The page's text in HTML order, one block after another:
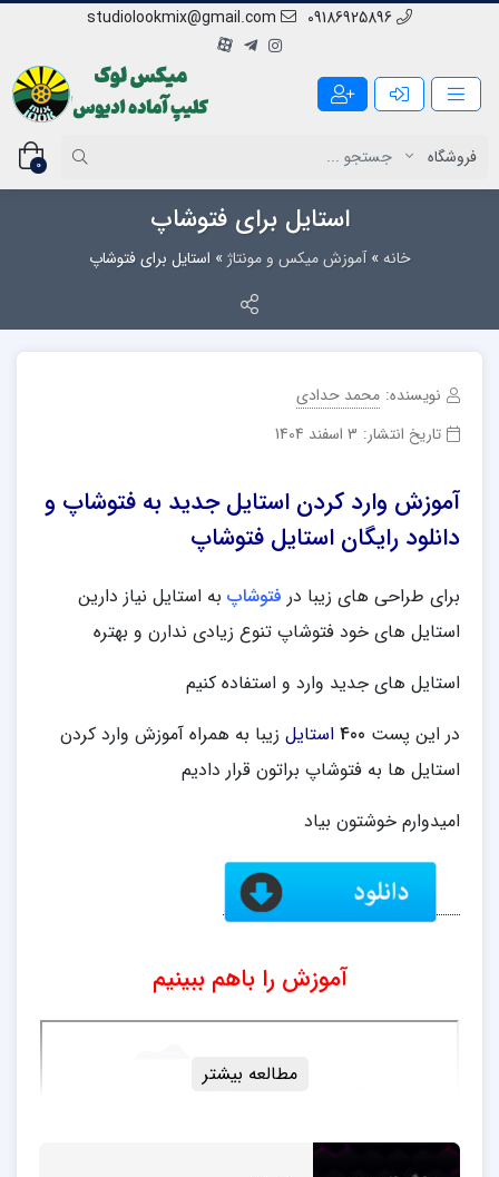
09186925896
studiolookmix@gmail.com
0
استایل برای فتوشاپ
خانه»آموزش میکس و مونتاژ» استایل برای فتوشاپ
نویسنده: محمد حدادی
تاریخ انتشار: 3 اسفند 1404
آموزش وارد کردن استایل جدید به فتوشاپ و
دانلود رایگان استایل فتوشاپ
برای طراحی های زیبا در فتوشاپ به استایل نیاز دارین
استایل های خود فتوشاپ تنوع زیادی ندارن و بهتره
استایل های جدید وارد و استفاده کنیم
در این پست 400 استایل زیبا به همراه آموزش وارد کردن
استایل ها به فتوشاپ براتون قرار دادیم
امیدوارم خوشتون بیاد
آموزش را باهم ببینیم
مطالعه بیشتر